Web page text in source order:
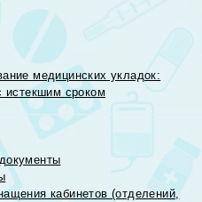
медицинских укладок:
истекшим сроком
кабинетов (отделений,